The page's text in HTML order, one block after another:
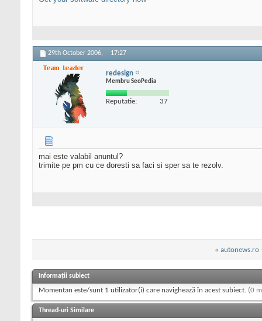
29th October 2006, 17:27
redesign
Membru SeoPedia
Reputatie: 37
mai este valabil anuntul?
trimite pe pm cu ce doresti sa faci si sper sa te rezolv.
« autonews.ro
Informații subiect
Momentan este/sunt 1 utilizator(i) care navighează în acest subiect. (0
Thread-uri Similare